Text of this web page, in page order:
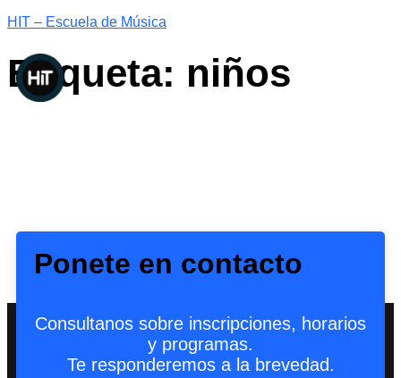
HIT – Escuela de Música
Etiqueta: niños
Ponete en contacto
Consultanos sobre inscripciones, horarios
y programas.
Te responderemos a la brevedad.